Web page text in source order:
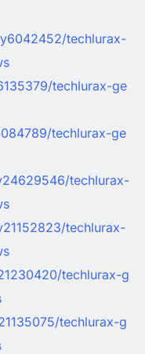
techlurax-
techlurax-ge
techlurax-ge
techlurax-
techlurax-
techlurax-g
techlurax-g